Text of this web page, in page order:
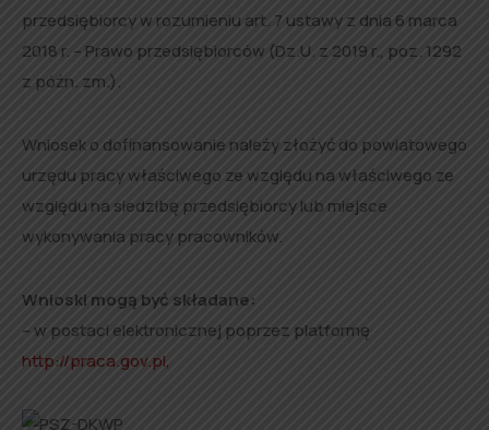
przedsiębiorcy w rozumieniu art. 7 ustawy z dnia 6 marca
2018 r. – Prawo przedsiębiorców (Dz.U. z 2019 r., poz. 1292
z późn. zm.).
Wniosek o dofinansowanie należy złożyć do powiatowego
urzędu pracy właściwego ze względu na właściwego ze
względu na siedzibę przedsiębiorcy lub miejsce
wykonywania pracy pracowników.
Wnioski mogą być składane:
– w postaci elektronicznej poprzez platformę
http://praca.gov.pl,